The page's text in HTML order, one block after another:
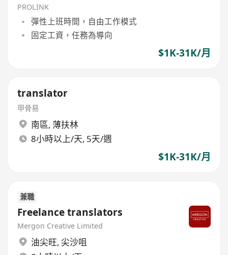
PROLINK
彈性上班時間，自由工作模式
固定工資，任務為導向
$1K-31K/月
translator
甲骨易
南區, 薄扶林
8小時以上/天, 5天/週
$1K-31K/月
兼職
Freelance translators
Mergon Creative Limited
油尖旺, 尖沙咀